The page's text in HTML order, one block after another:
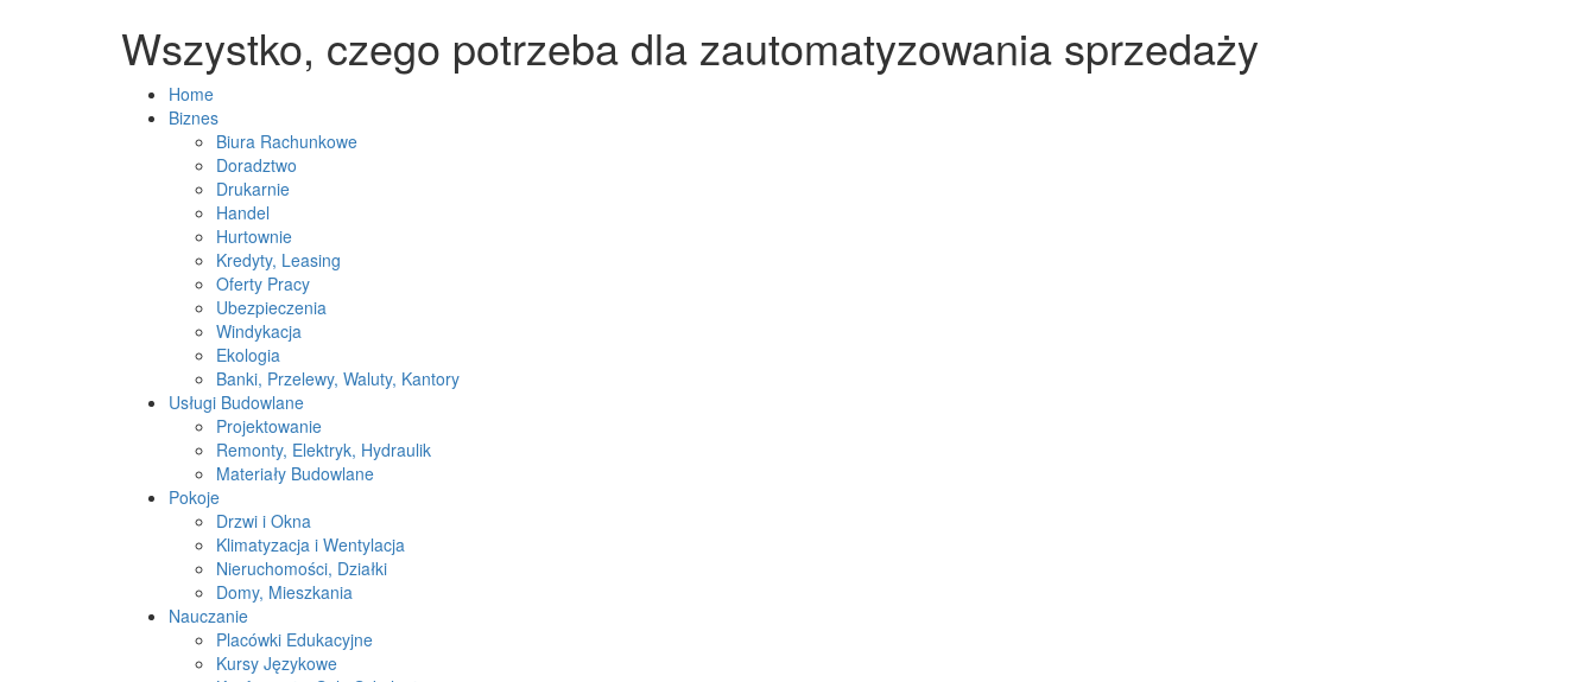
Wszystko, czego potrzeba dla zautomatyzowania sprzedaży
Home
Biznes
Biura Rachunkowe
Doradztwo
Drukarnie
Handel
Hurtownie
Kredyty, Leasing
Oferty Pracy
Ubezpieczenia
Windykacja
Ekologia
Banki, Przelewy, Waluty, Kantory
Usługi Budowlane
Projektowanie
Remonty, Elektryk, Hydraulik
Materiały Budowlane
Pokoje
Drzwi i Okna
Klimatyzacja i Wentylacja
Nieruchomości, Działki
Domy, Mieszkania
Nauczanie
Placówki Edukacyjne
Kursy Językowe